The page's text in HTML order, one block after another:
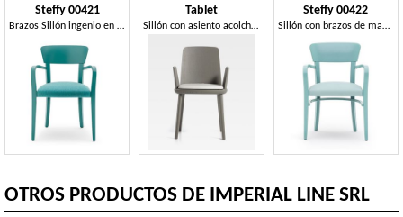
Steffy 00421
Brazos Sillón ingenio en madera maciza, asiento tapizado, para el uso del contrato
Tablet
Sillón con asiento acolchado
Steffy 00422
Sillón con brazos de madera maciza, asiento tapizado, por contrato y uso doméstico
OTROS PRODUCTOS DE IMPERIAL LINE SRL